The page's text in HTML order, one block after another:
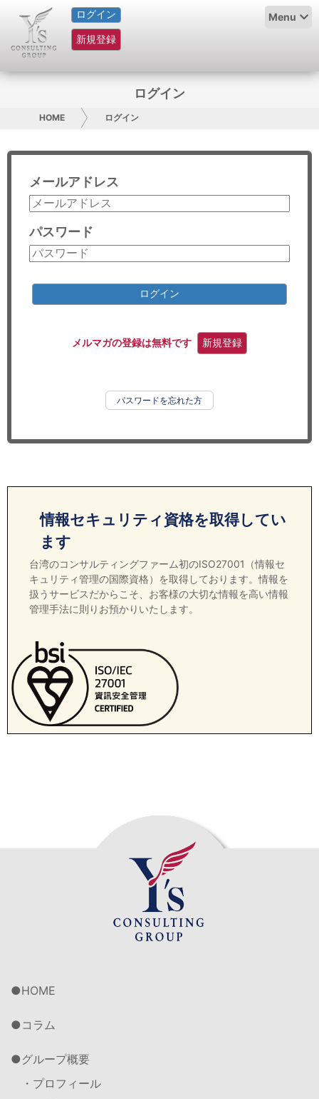
ログイン
新規登録
Menu
HOME
サービス紹介
グループ概要
採用情報
お問い合わせ
コンサルティング
リサーチ
ログイン
HOME ログイン
メールアドレス
パスワード
ログイン
メルマガの登録は無料です 新規登録
パスワードを忘れた方
情報セキュリティ資格を取得してい
ます
台湾のコンサルティングファーム初のISO27001（情報セ
キュリティ管理の国際資格）を取得しております。情報を
扱うサービスだからこそ、お客様の大切な情報を高い情報
管理手法に則りお預かりいたします。
HOME
コラム
グループ概要
・プロフィール